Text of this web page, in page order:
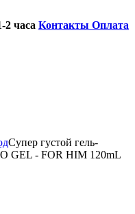
2 часа Контакты Оплата
Супер густой гель-
GEL - FOR HIM 120mL